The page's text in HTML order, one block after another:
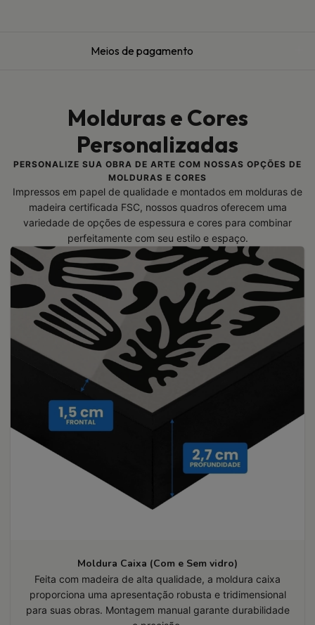
Meios de pagamento
Molduras e Cores
Personalizadas
PERSONALIZE SUA OBRA DE ARTE COM NOSSAS OPÇÕES DE
MOLDURAS E CORES
Impressos em papel de qualidade e montados em molduras de
madeira certificada FSC, nossos quadros oferecem uma
variedade de opções de espessura e cores para combinar
perfeitamente com seu estilo e espaço.
Moldura Caixa (Com e Sem vidro)
Feita com madeira de alta qualidade, a moldura caixa
proporciona uma apresentação robusta e tridimensional
para suas obras. Montagem manual garante durabilidade